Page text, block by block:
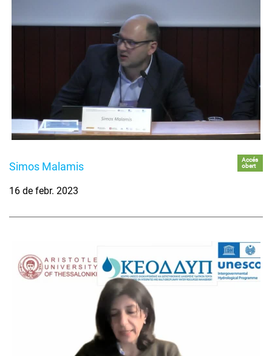
Simos Malamis
Accés
obert
16 de febr. 2023